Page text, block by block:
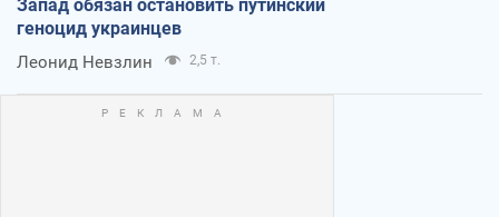
Запад обязан остановить путинский
геноцид украинцев
Леонид Невзлин 2,5 т.